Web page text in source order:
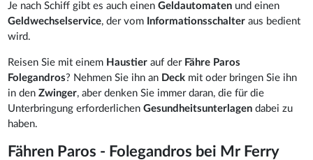
Je nach Schiff gibt es auch einenGeldautomaten und einen
Geldwechselservice, der vom Informationsschalteraus bedient
wird.
Reisen Sie mit einem Haustierauf der Fähre Paros
Folegandros? Nehmen Sie ihn an Deck mit oder bringen Sie ihn
in denZwinger, aber denken Sie immer daran, die für die
Unterbringung erforderlichenGesundheitsunterlagendabei zu
haben.
Fähren Paros - Folegandros bei Mr Ferry